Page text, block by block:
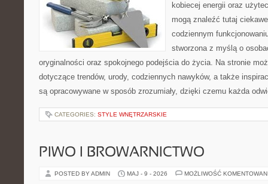
kobiecej energii oraz
mogą znaleźć tutaj
codziennym
stworzona z myślą o
oryginalności oraz spokojnego podejścia do życia. Na stronie
dotyczące trendów, urody, codziennych nawyków, a także
są opracowywane w sposób zrozumiały, dzięki czemu każda
CATEGORIES: STYLE WNĘTRZARSKIE
PIWO I BROWARNICTWO
POSTED BY ADMIN MAJ - 9 - 2026 MOŻLIWOŚĆ